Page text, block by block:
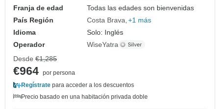
Franja de edad
Todas las edades son bienvenidas
País Región
Costa Brava +1 más
Idioma
Solo: Inglés
Operador
WiseYatra
Desde €1,285
€964 por persona
Regístrate para acceder a los descuentos
Precio basado en una habitación privada doble